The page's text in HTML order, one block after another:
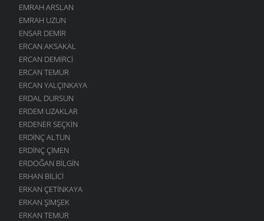
EMRAH ARSLAN
EMRAH UZUN
ENSAR DEMIR
ERCAN AKSAKAL
ERCAN DEMIRCI
ERCAN TEMUR
ERCAN YALÇINKAYA
ERDAL DURSUN
ERDEM UZAKLAR
ERDENER SEÇKIN
ERDINÇ ALTUN
ERDINÇ ÇIMEN
ERDOĞAN BILGIN
ERHAN BILICI
ERKAN ÇETINKAYA
ERKAN ŞIMŞEK
ERKAN TEMUR